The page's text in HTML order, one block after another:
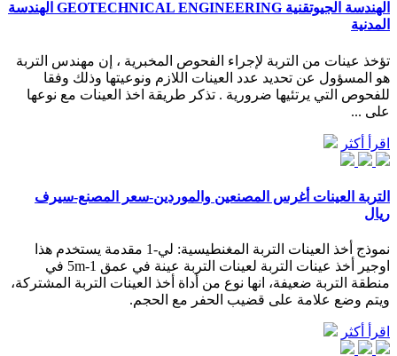
الهندسة الجيوتقنية GEOTECHNICAL ENGINEERING الهندسة
المدنية
تؤخذ عينات من التربة لإجراء الفحوص المخبرية ، إن مهندس التربة
هو المسؤول عن تحديد عدد العينات اللازم ونوعيتها وذلك وفقا
للفحوص التي يرتئيها ضرورية . تذكر طريقة اخذ العينات مع نوعها
على ...
اقرأ أكثر
التربة العينات أغرس المصنعين والموردين-سعر المصنع-سيرف
ريال
نموذج أخذ العينات التربة المغنطيسية: لي-1 مقدمة يستخدم هذا
اوجير أخذ عينات التربة لعينات التربة عينة في عمق 1-5m في
منطقة التربة ضعيفة، انها نوع من أداة أخذ العينات التربة المشتركة،
ويتم وضع علامة على قضيب الحفر مع الحجم.
اقرأ أكثر